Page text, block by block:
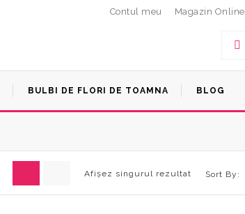
Contul meu Magazin Online
BULBI DE FLORI DE TOAMNA BLOG
Afișez singurul rezultat Sort By: